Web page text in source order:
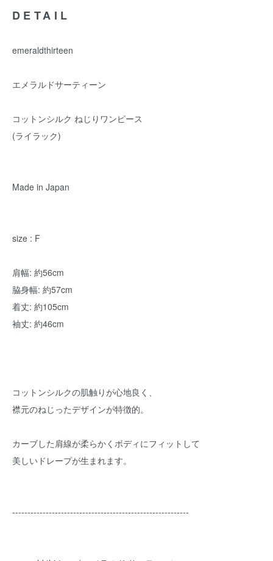
DETAIL
emeraldthirteen
エメラルドサーティーン
コットンシルク ねじりワンピース
(ライラック)
Made in Japan
size : F
肩幅: 約56cm
脇身幅: 約57cm
着丈: 約105cm
袖丈: 約46cm
コットンシルクの肌触りが心地良く、
襟元のねじったデザインが特徴的。
カーブした肩線が柔らかくボディにフィットして
美しいドレープが生まれます。
----------------------------------------------------------